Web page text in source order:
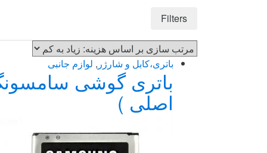
to
low
Filters
باتری،کابل و شارژر , لوازم جانبی
اصلی )